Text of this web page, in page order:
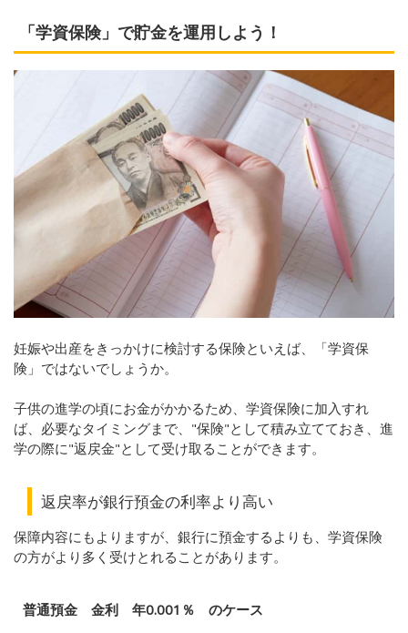
「学資保険」で貯金を運用しよう！
妊娠や出産をきっかけに検討する保険といえば、「学資保
険」ではないでしょうか。
子供の進学の頃にお金がかかるため、学資保険に加入すれ
ば、必要なタイミングまで、"保険"として積み立てておき、進
学の際に"返戻金"として受け取ることができます。
返戻率が銀行預金の利率より高い
保障内容にもよりますが、銀行に預金するよりも、学資保険
の方がより多く受けとれることがあります。
普通預金 金利 年0.001％ のケース